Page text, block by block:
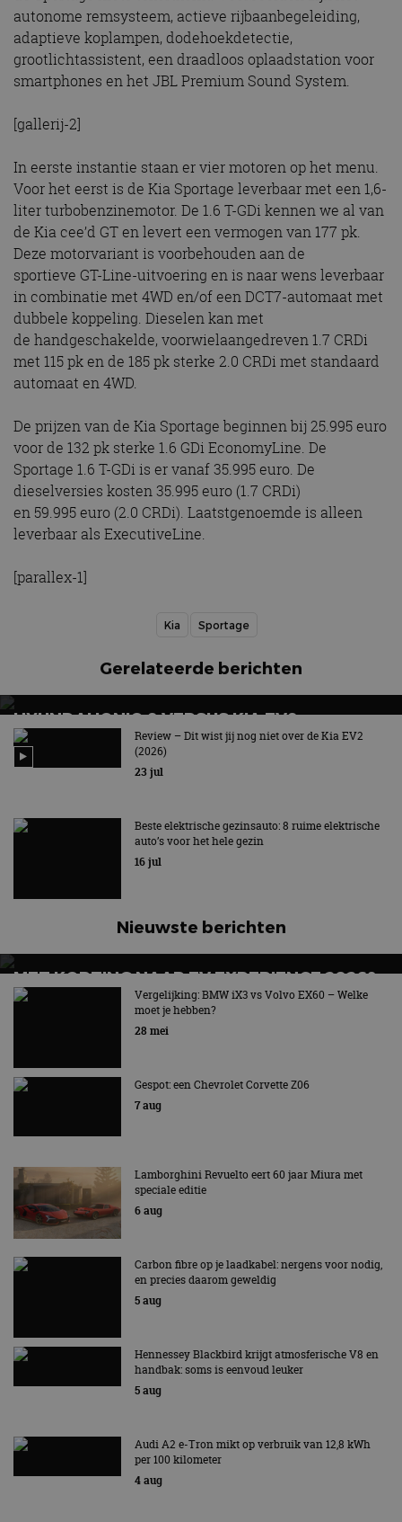
autonome remsysteem, actieve rijbaanbegeleiding,
adaptieve koplampen, dodehoekdetectie,
grootlichtassistent, een draadloos oplaadstation voor
smartphones en het JBL Premium Sound System.
[gallerij-2]
In eerste instantie staan er vier motoren op het menu.
Voor het eerst is de Kia Sportage leverbaar met een 1,6-
liter turbobenzinemotor. De 1.6 T-GDi kennen we al van
de Kia cee’d GT en levert een vermogen van 177 pk.
Deze motorvariant is voorbehouden aan de
sportieve GT-Line-uitvoering en is naar wens leverbaar
in combinatie met 4WD en/of een DCT7-automaat met
dubbele koppeling. Dieselen kan met
de handgeschakelde, voorwielaangedreven 1.7 CRDi
met 115 pk en de 185 pk sterke 2.0 CRDi met standaard
automaat en 4WD.
De prijzen van de Kia Sportage beginnen bij 25.995 euro
voor de 132 pk sterke 1.6 GDi EconomyLine. De
Sportage 1.6 T-GDi is er vanaf 35.995 euro. De
dieselversies kosten 35.995 euro (1.7 CRDi)
en 59.995 euro (2.0 CRDi). Laatstgenoemde is alleen
leverbaar als ExecutiveLine.
[parallex-1]
Kia Sportage
Gerelateerde berichten
HYUNDAI IONIQ 9 VERSUS KIA EV9:
ELEKTRISCHE ZEVENZITTERS VERGELEKEN
Review – Dit wist jij nog niet over de Kia EV2
(2026)
23 jul
Beste elektrische gezinsauto: 8 ruime elektrische
auto’s voor het hele gezin
16 jul
Nieuwste berichten
MET KORTING NAAR EV EXPERIENCE 2026?
AUTORAI REGELT HET!
EV Experience 2026 van 24 tot 26 september
Vergelijking: BMW iX3 vs Volvo EX60 – Welke
moet je hebben?
28 mei
Gespot: een Chevrolet Corvette Z06
7 aug
Lamborghini Revuelto eert 60 jaar Miura met
speciale editie
6 aug
Carbon fibre op je laadkabel: nergens voor nodig,
en precies daarom geweldig
5 aug
Hennessey Blackbird krijgt atmosferische V8 en
handbak: soms is eenvoud leuker
5 aug
Audi A2 e-Tron mikt op verbruik van 12,8 kWh
per 100 kilometer
4 aug